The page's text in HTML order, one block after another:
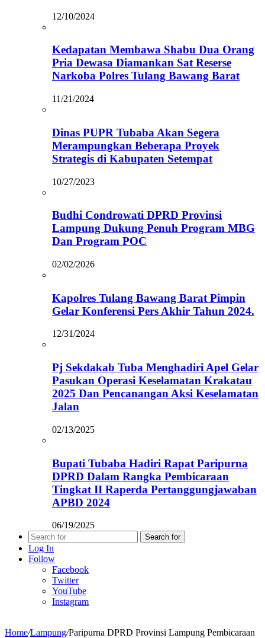
12/10/2024
Kedapatan Membawa Shabu Dua Orang
Pria Dewasa Diamankan Sat Reserse
Narkoba Polres Tulang Bawang Barat
11/21/2024
Dinas PUPR Tubaba Akan Segera
Merampungkan Beberapa Proyek
Strategis di Kabupaten Setempat
10/27/2023
Budhi Condrowati DPRD Provinsi
Lampung Dukung Penuh Program MBG
Dan Program POC
02/02/2026
Kapolres Tulang Bawang Barat Pimpin
Gelar Konferensi Pers Akhir Tahun 2024.
12/31/2024
Pj Sekdakab Tuba Menghadiri Apel Gelar
Pasukan Operasi Keselamatan Krakatau
2025 Dan Pencanangan Aksi Keselamatan
Jalan
02/13/2025
Bupati Tubaba Hadiri Rapat Paripurna
DPRD Dalam Rangka Pembicaraan
Tingkat II Raperda Pertanggungjawaban
APBD 2024
06/19/2025
Search for
Log In
Follow
Facebook
Twitter
YouTube
Instagram
Home/Lampung/Paripurna DPRD Provinsi Lampung Pembicaraan